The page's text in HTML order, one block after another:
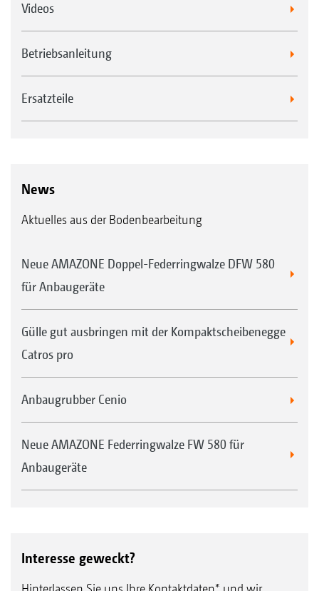
Videos
Betriebsanleitung
Ersatzteile
News
Aktuelles aus der Bodenbearbeitung
Neue AMAZONE Doppel-Federringwalze DFW 580
für Anbaugeräte
Gülle gut ausbringen mit der Kompaktscheibenegge
Catros pro
Anbaugrubber Cenio
Neue AMAZONE Federringwalze FW 580 für
Anbaugeräte
Interesse geweckt?